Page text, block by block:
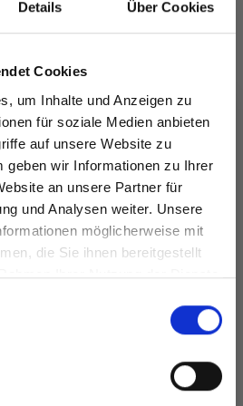
Details Über Cookies
Cookies
um Inhalte und Anzeigen zu
für soziale Medien anbieten
auf unsere Website zu
geben wir Informationen zu Ihrer
an unsere Partner für
und Analysen weiter. Unsere
möglicherweise mit
die Sie ihnen bereitgestellt
Ihrer Nutzung der Dienste
AUCH ANGESEHEN
AUSTAUSCHBARE
bis zu 50%
Zugang zu